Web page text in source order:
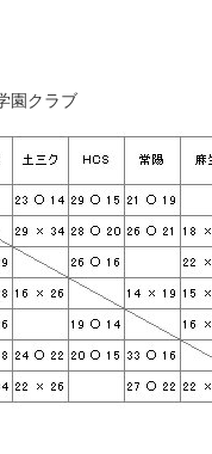
園クラブ